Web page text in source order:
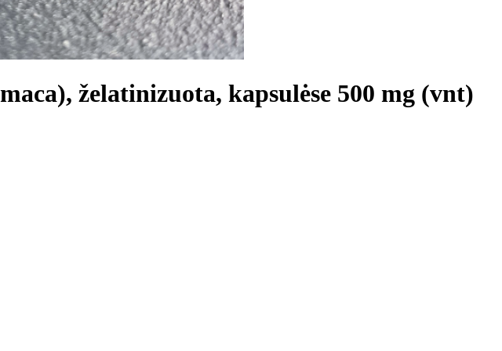
želatinizuota, kapsulėse 500 mg (vnt)